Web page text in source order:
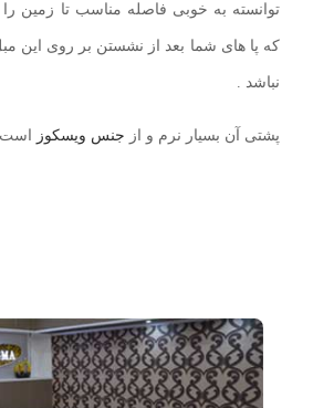
توانسته به خوبی فاصله مناسب تا زمین
که پا های شما بعد از نشستن بر روی این
نباشد .
پشتی آن بسیار نرم و از جنس ویسکوز